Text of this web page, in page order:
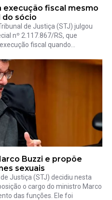
execução fiscal mesmo
do sócio
de Justiça (STJ) julgou
nº 2.117.867/RS, que
fiscal quando...
Buzzi e propõe
sexuais
Justiça (STJ) decidiu nesta
o cargo do ministro Marco
das funções. Ele foi